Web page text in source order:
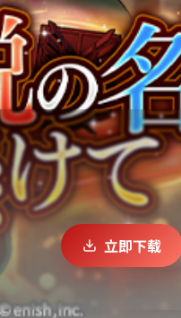
立即下载